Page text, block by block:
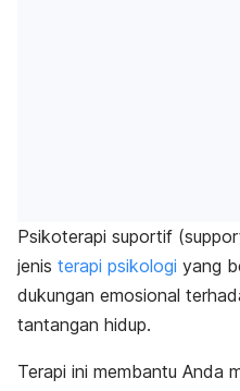
Psikoterapi suportif (
jenis terapi psikologi yang
dukungan emosional
tantangan hidup.
Terapi ini membantu Anda